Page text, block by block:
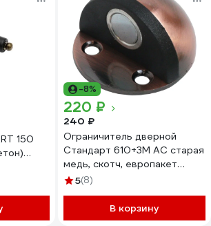
150
-8%
220 ₽
240 ₽
Ограничитель дверной
Стандарт 610+3М AC старая
медь, скотч, европакет
15809
5(8)
В корзину